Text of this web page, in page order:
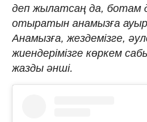
деп жылатсаң да, ботам
отыратын анамызға
Анамызға, жездемізге,
жиендерімізге көркем
жазды әнші.